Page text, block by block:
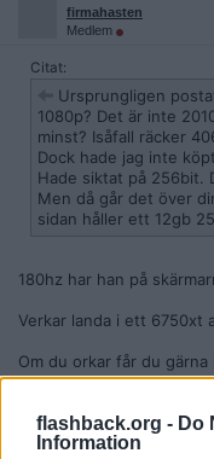
flashback.org - Do
Information
firmahasten
Medlem
Citat:
Ursprungligen
1080p? Det är inte
minst? Isåfall räcker
Dock hade jag inte
Hade siktat på 256bit.
Men då går det över
sidan håller ett 12gb
180hz har han på
Verkar landa i ett 6750xt
Om du orkar får du
2024-08-19, 17:38